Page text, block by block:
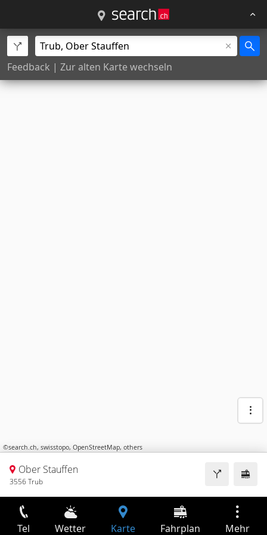
Feedback | Zur alten Karte wechseln
©search.ch, swisstopo, OpenStreetMap, others
Ober Stauffen
3556 Trub
Tel Wetter Karte Fahrplan Mehr